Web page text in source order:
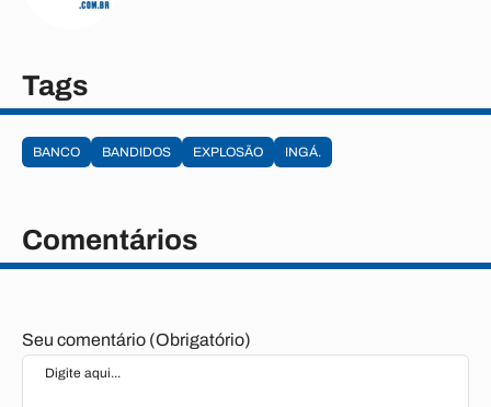
Tags
BANCO BANDIDOS EXPLOSÃO INGÁ.
Comentários
Seu comentário (Obrigatório)